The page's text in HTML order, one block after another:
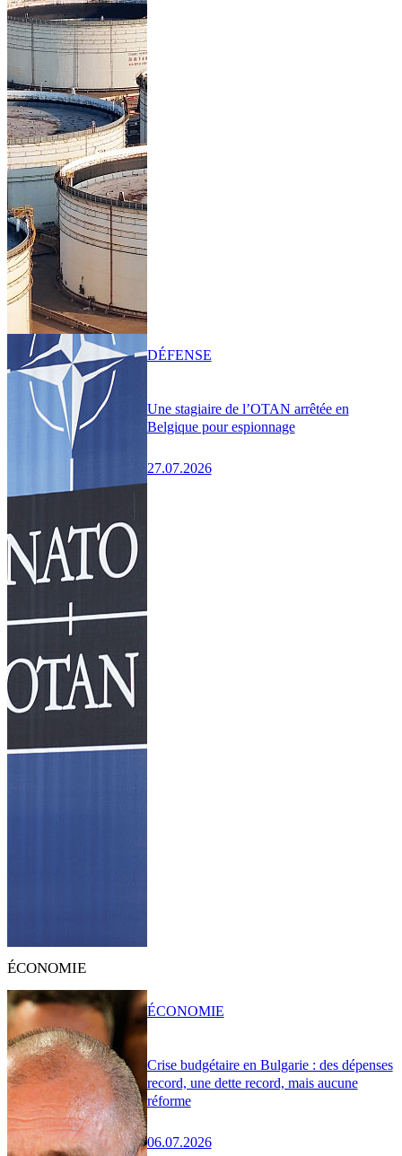
Une stagiaire de l’OTAN arrêtée en
Belgique pour espionnage
27.07.2026
DÉFENSE
ÉCONOMIE
Crise budgétaire en Bulgarie : des dépenses
record, une dette record, mais aucune
réforme
06.07.2026
ÉCONOMIE